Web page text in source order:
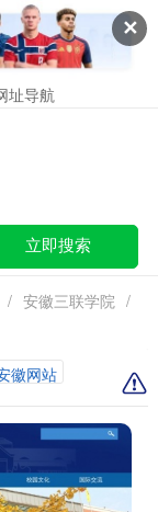
✕
址导航
立即搜索
/ 安徽三联学院 /
徽网站